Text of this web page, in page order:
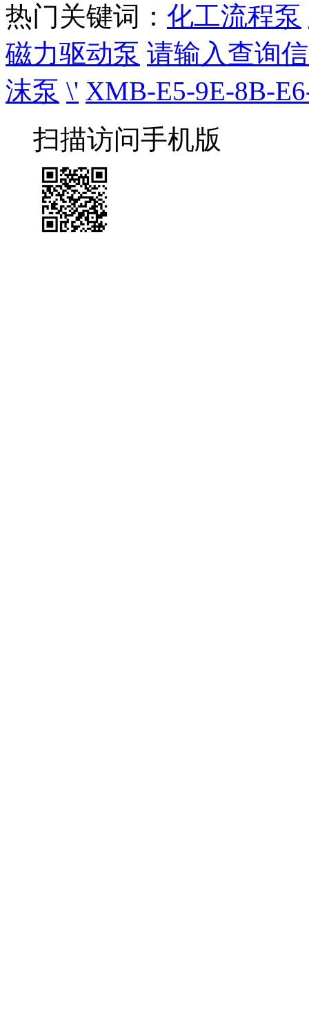
热门关键词： 化工流程泵
磁力驱动泵 请输入查询
沫泵 \' XMB-E5-9E-8B-
扫描访问手机版